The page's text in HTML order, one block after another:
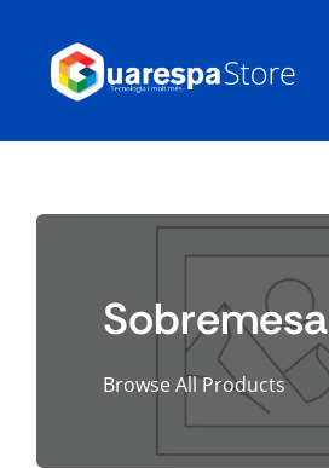
content
Sobremesa
Browse All Products